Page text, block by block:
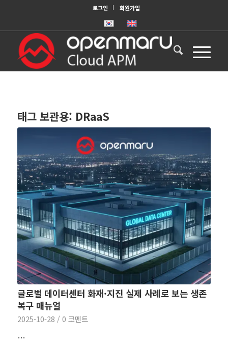
로그인 회원가입
태그 보관용: DRaaS
글로벌 데이터센터 화재·지진 실제 사례로 보는 생존
복구 매뉴얼
2025-10-28 / 0 코멘트
…